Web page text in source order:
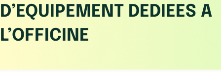
D’EQUIPEMENT DEDIEES A
L’OFFICINE